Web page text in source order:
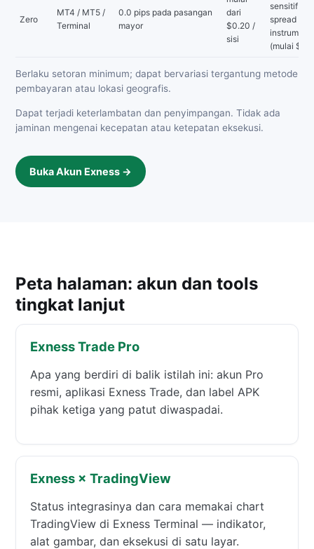
Zero
MT4 / MT5 /
Terminal
0.0 pips pada pasangan
mayor
dari
$0.20 /
sisi
sensitif
spread di
instrumen
(mulai
Berlaku setoran minimum; dapat bervariasi tergantung metode
pembayaran atau lokasi geografis.
Dapat terjadi keterlambatan dan penyimpangan. Tidak ada
jaminan mengenai kecepatan atau ketepatan eksekusi.
Buka Akun Exness →
Peta halaman: akun dan tools
tingkat lanjut
Exness Trade Pro
Apa yang berdiri di balik istilah ini: akun Pro
resmi, aplikasi Exness Trade, dan label APK
pihak ketiga yang patut diwaspadai.
Exness × TradingView
Status integrasinya dan cara memakai chart
TradingView di Exness Terminal — indikator,
alat gambar, dan eksekusi di satu layar.